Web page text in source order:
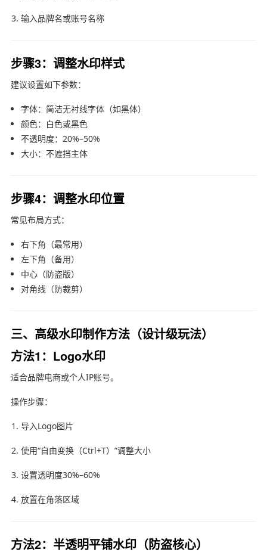
输入品牌名或账号名称
步骤3：调整水印样式
建议设置如下参数：
字体：简洁无衬线字体（如黑体）
颜色：白色或黑色
不透明度：20%–50%
大小：不遮挡主体
步骤4：调整水印位置
常见布局方式：
右下角（最常用）
左下角（备用）
中心（防盗版）
对角线（防裁剪）
三、高级水印制作方法（设计级玩法）
方法1：Logo水印
适合品牌电商或个人IP账号。
操作步骤：
导入Logo图片
使用“自由变换（Ctrl+T）”调整大小
设置透明度30%–60%
放置在角落区域
方法2：半透明平铺水印（防盗核心）